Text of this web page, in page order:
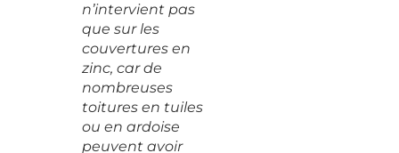
n’intervient pas
que sur les
couvertures en
zinc, car de
nombreuses
toitures en tuiles
ou en ardoise
peuvent avoir